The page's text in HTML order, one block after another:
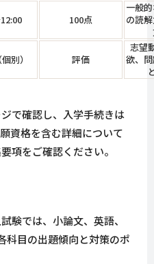
100点
一般
の読
別） 評価
志望
欲、
で確認し、入学手続きは
資格を含む詳細について
項をご確認ください。
験では、小論文、英語、
科目の出題傾向と対策のポ